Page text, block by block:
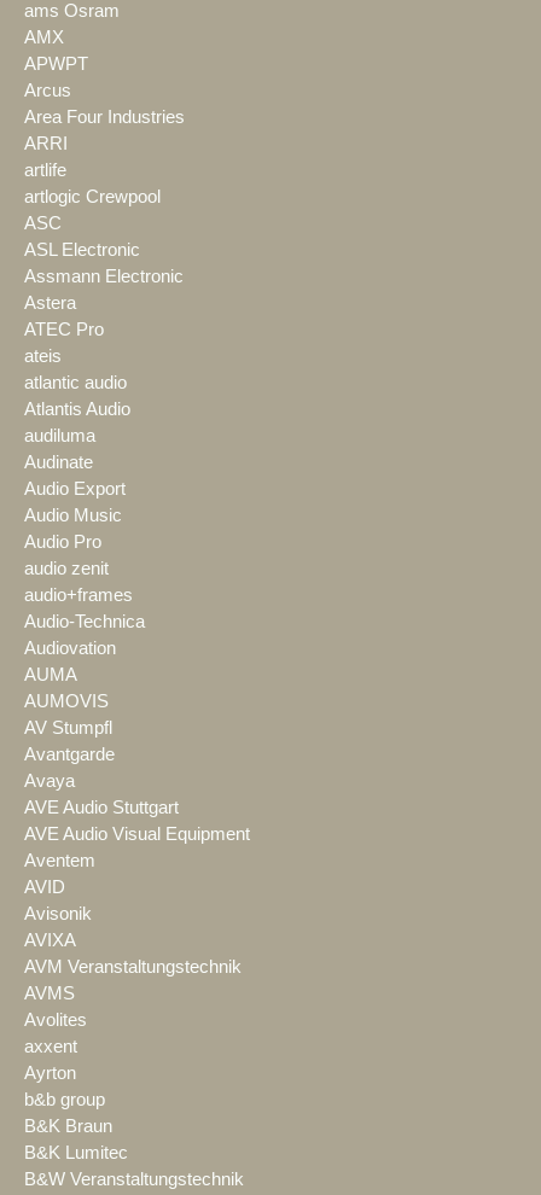
ams Osram
AMX
APWPT
Arcus
Area Four Industries
ARRI
artlife
artlogic Crewpool
ASC
ASL Electronic
Assmann Electronic
Astera
ATEC Pro
ateis
atlantic audio
Atlantis Audio
audiluma
Audinate
Audio Export
Audio Music
Audio Pro
audio zenit
audio+frames
Audio-Technica
Audiovation
AUMA
AUMOVIS
AV Stumpfl
Avantgarde
Avaya
AVE Audio Stuttgart
AVE Audio Visual Equipment
Aventem
AVID
Avisonik
AVIXA
AVM Veranstaltungstechnik
AVMS
Avolites
axxent
Ayrton
b&b group
B&K Braun
B&K Lumitec
B&W Veranstaltungstechnik